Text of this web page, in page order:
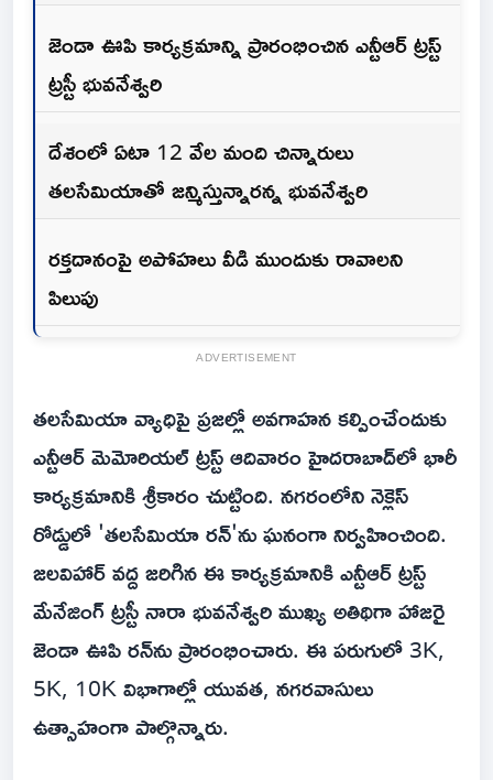
జెండా ఊపి కార్యక్రమాన్ని ప్రారంభించిన ఎన్టీఆర్ ట్రస్ట్
ట్రస్టీ భువనేశ్వరి
దేశంలో ఏటా 12 వేల మంది చిన్నారులు
తలసేమియాతో జన్మిస్తున్నారన్న భువనేశ్వరి
రక్తదానంపై అపోహలు వీడి ముందుకు రావాలని
పిలుపు
ADVERTISEMENT
తలసేమియా వ్యాధిపై ప్రజల్లో అవగాహన కల్పించేందుకు
ఎన్టీఆర్ మెమోరియల్ ట్రస్ట్ ఆదివారం హైదరాబాద్‌లో భారీ
కార్యక్రమానికి శ్రీకారం చుట్టింది. నగరంలోని నెక్లెస్
రోడ్డులో 'తలసేమియా రన్'ను ఘనంగా నిర్వహించింది.
జలవిహార్ వద్ద జరిగిన ఈ కార్యక్రమానికి ఎన్టీఆర్ ట్రస్ట్
మేనేజింగ్ ట్రస్టీ నారా భువనేశ్వరి ముఖ్య అతిథిగా హాజరై
జెండా ఊపి రన్‌ను ప్రారంభించారు. ఈ పరుగులో 3K,
5K, 10K విభాగాల్లో యువత, నగరవాసులు
ఉత్సాహంగా పాల్గొన్నారు.